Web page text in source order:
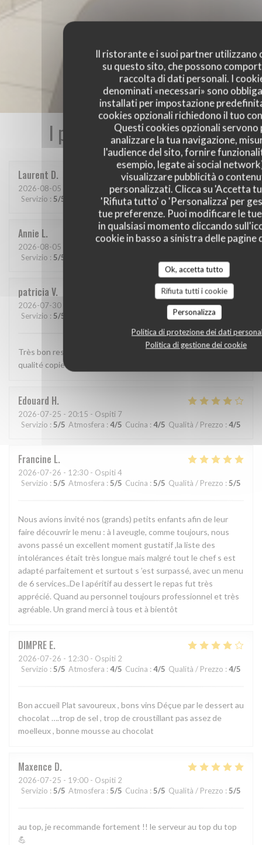
Il ristorante e i suoi partner utilizzano
su questo sito, che possono
raccolta di dati personali. I
denominati «necessari» sono
installati per impostazione
cookies opzionali richiedono il tuo
Questi cookies opzionali servono
analizzare la tua navigazione,
l'audience del sito, fornire
esempio, legate ai social
visualizzare pubblicità o
personalizzati. Clicca su 'Accetta
'Rifiuta tutto' o 'Personalizza' per
tue preferenze. Puoi modificare le
in qualsiasi momento cliccando
cookie in basso a sinistra delle pagine
Ok, accetta tutto
Rifiuta tutti i cookie
Personalizza
Politica di protezione dei dati
Politica di gestione dei cookie
I pareri dei nostri clienti
Laurent D
2026-08-05 - 12:45 - Ospiti 2
Servizio : 5/5 Atmosfera:4/5 Cucina: 4/5 Qualità / Prezzo: 4/5
Annie L
2026-08-05
Servizio : 5/5
patricia V
2026-07-30
Servizio : 5/5 Qualità / Prezzo
Très bon restaurant, bon accueil, service rapide, plats de
qualité copieux et bien présentés.
Edouard H
2026-07-25 - 20:15 - Ospiti 7
Servizio : 5/5 Atmosfera : 4/5 Cucina : 4/5 Qualità / Prezzo : 4/5
Francine L
2026-07-26 - 12:30 - Ospiti 4
Servizio : 5/5 Atmosfera : 5/5 Cucina : 5/5 Qualità / Prezzo : 5/5
Nous avions invité nos (grands) petits enfants afin de leur
faire découvrir le menu : à l aveugle, comme toujours, nous
avons passé un excellent moment gustatif ,la liste des
intolérances était très longue mais malgré tout le chef s est
adapté parfaitement et surtout s ’est surpassé, avec un menu
de 6 services..De l apéritif au dessert le repas fut très
apprécié. Quand au personnel toujours professionnel et très
agréable. Un grand merci à tous et à bientôt
DIMPRE E
2026-07-26 - 12:30 - Ospiti 2
Servizio : 5/5 Atmosfera : 4/5 Cucina : 4/5 Qualità / Prezzo : 4/5
Bon accueil Plat savoureux , bons vins Déçue par le dessert au
chocolat ….trop de sel , trop de croustillant pas assez de
moelleux , bonne mousse au chocolat
Maxence D
2026-07-25 - 19:00 - Ospiti 2
Servizio : 5/5 Atmosfera : 5/5 Cucina : 5/5 Qualità / Prezzo : 5/5
au top, je recommande fortement !! le serveur au top du top
💪